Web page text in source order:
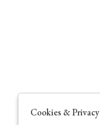
Cookies & Privacy